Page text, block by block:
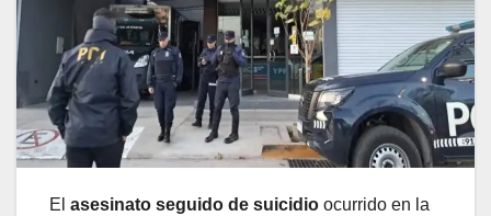
El asesinato seguido de suicidio ocurrido en la